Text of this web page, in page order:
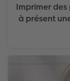
Imprimer
à présent